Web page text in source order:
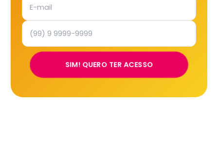
SIM! QUERO TER ACESSO